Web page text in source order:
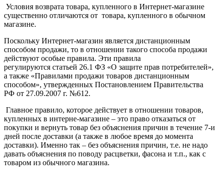
Условия возврата товара, купленного в Интернет-магазине
существенно отличаются от товара, купленного в обычном
магазине.
Поскольку Интернет-магазин является дистанционным
способом продажи, то в отношении такого способа продажи
действуют особые правила. Эти правила
регулируются статьей 26.1 ФЗ «О защите прав потребителей»,
а также «Правилами продажи товаров дистанционным
способом», утвержденных Постановлением Правительства
РФ от 27.09.2007 г. №612.
Главное правило, которое действует в отношении товаров,
купленных в интерне-магазине – это право отказаться от
покупки и вернуть товар без объяснения причин в течение 7-и
дней после доставки (а также в любое время до момента
доставки). Именно так – без объяснения причин, т.е. не надо
давать объяснения по поводу расцветки, фасона и т.п., как с
товаром из обычного магазина.